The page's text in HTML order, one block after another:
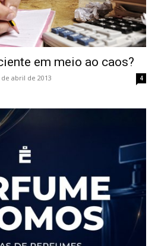
em meio ao caos?
de abril de 2013 4